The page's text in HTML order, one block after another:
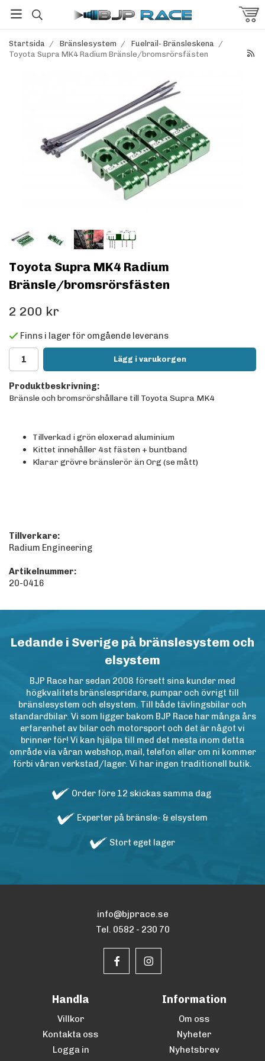
Startsida / Bränslesystem / Fuelrail- Bränsleskena /
Toyota Supra MK4 Radium Bränsle/bromsrörsfästen
Toyota Supra MK4 Radium
Bränsle/bromsrörsfästen
2 200 kr
Finns i lager för omgående leverans
Lägg i varukorgen
Produktbeskrivning:
Bränsle och bromsrörshållare till Toyota Supra MK4
Tillverkad i grön eloxerad aluminium
Kittet innehåller 4st fästen + buntband
Klarar grövre bränslerör än Org (se mått)
Tillverkare:
Radium Engineering
Artikelnummer:
20-0416
Ledande i Sverige på bränslesystem och
elsystem
BJP Race har sedan 2008 försett sina kunder med
högkvalitets bränslespridare, pumpar och övrigt till
bränslesystem och elsystem. Till både tävlingsbilar och
standardbilar. Vi som ligger bakom BJP Race har många års
erfarenhet av bilar och motorsport och det är något vi
brinner för! Vi kan hjälpa till med det mesta inom detta
område via våran webshop, mail, telefon eller om ni kommer
förbi våran verkstad/lager. Vi har ingen traditionell butik.
Order före 12 skickas samma dag
Experter på bränsle- & elsystem
Stort eget lager
info@bjprace.se
Tel. 0582 - 230 70
Handla
Villkor
Kontakta oss
Logga in
Information
Om oss
Nyheter
Nyhetsbrev